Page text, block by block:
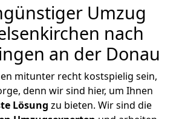
Umzug
nach
an der Donau
mitunter recht kostspielig sein,
denn wir sind hier, um Ihnen
Lösung zu bieten. Wir sind die